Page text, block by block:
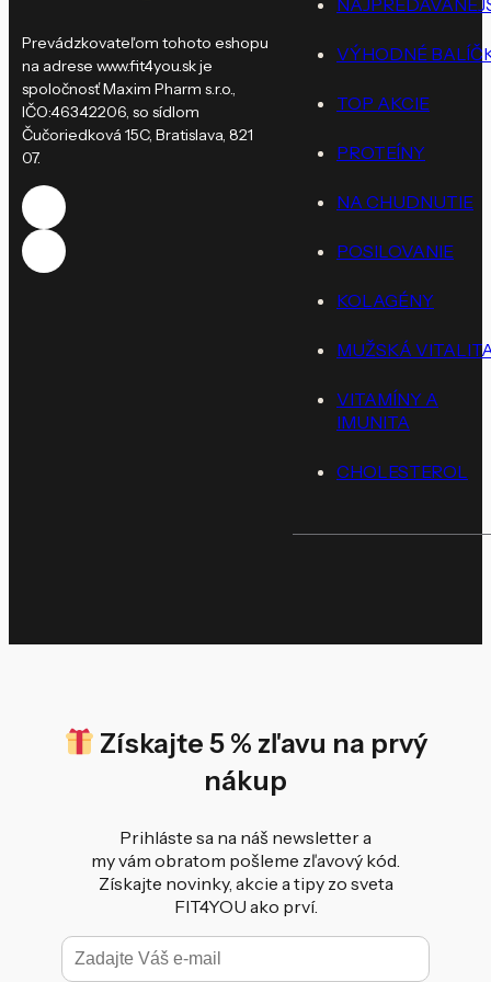
Prevádzkovateľom tohoto eshopu
na adrese www.fit4you.sk je
spoločnosť Maxim Pharm s.r.o.,
IČO:46342206, so sídlom
Čučoriedková 15C, Bratislava, 821
07.
VÝHODNÉ
TOP AKCIE
PROTEÍNY
NA CHUDNUTIE
POSILOVANIE
KOLAGÉNY
MUŽSKÁ
VITAMÍNY A
IMUNITA
CHOLESTEROL
Získajte 5 % zľavu na prvý
nákup
Prihláste sa na náš newsletter a
my vám obratom pošleme zľavový kód.
Získajte novinky, akcie a tipy zo sveta
FIT4YOU ako prví.